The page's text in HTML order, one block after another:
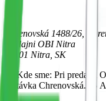
Chrenovská 1488/26,
predajni OBI Nitra
94901 Nitra , SK
📍 Kde sme: Pri
zastávka Chrenovská. 🚗